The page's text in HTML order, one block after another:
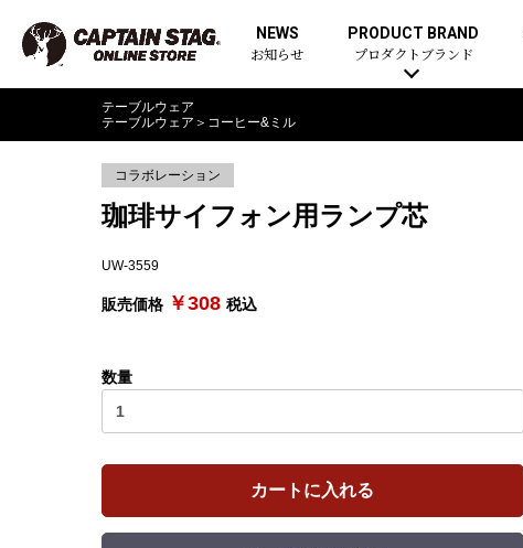
NEWS
お知らせ
PRODUCT BRAND
プロダクトブランド
テーブルウェア
テーブルウェア ＞ コーヒー&ミル
コラボレーション
珈琲サイフォン用ランプ芯
UW-3559
販売価格 ￥308 税込
数量
カートに入れる